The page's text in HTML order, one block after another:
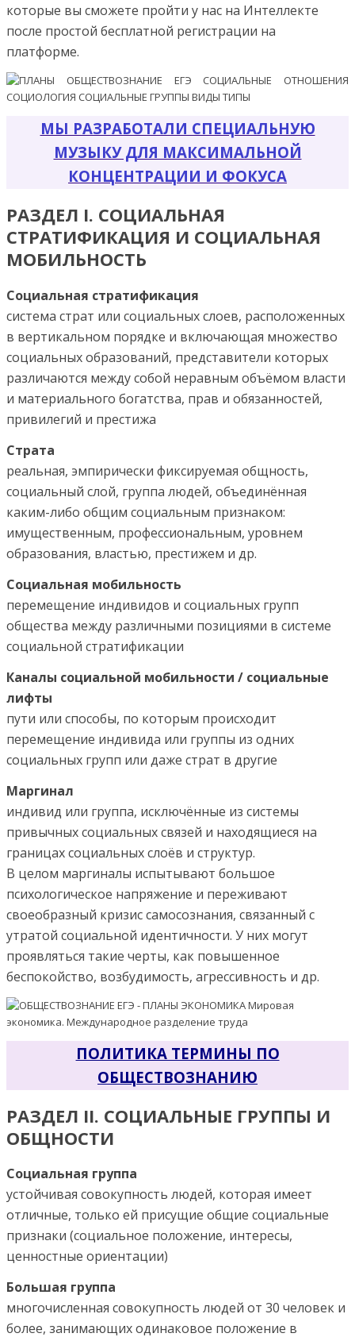
которые вы сможете пройти у нас на Интеллекте
после простой бесплатной регистрации на
платформе.
МЫ РАЗРАБОТАЛИ СПЕЦИАЛЬНУЮ
МУЗЫКУ ДЛЯ МАКСИМАЛЬНОЙ
КОНЦЕНТРАЦИИ И ФОКУСА
РАЗДЕЛ I. СОЦИАЛЬНАЯ
СТРАТИФИКАЦИЯ И СОЦИАЛЬНАЯ
МОБИЛЬНОСТЬ
Социальная стратификация
система страт или социальных слоев, расположенных
в вертикальном порядке и включающая множество
социальных образований, представители которых
различаются между собой неравным объёмом власти
и материального богатства, прав и обязанностей,
привилегий и престижа
Страта
реальная, эмпирически фиксируемая общность,
социальный слой, группа людей, объединённая
каким-либо общим социальным признаком:
имущественным, профессиональным, уровнем
образования, властью, престижем и др.
Социальная мобильность
перемещение индивидов и социальных групп
общества между различными позициями в системе
социальной стратификации
Каналы социальной мобильности / социальные
лифты
пути или способы, по которым происходит
перемещение индивида или группы из одних
социальных групп или даже страт в другие
Маргинал
индивид или группа, исключённые из системы
привычных социальных связей и находящиеся на
границах социальных слоёв и структур.
В целом маргиналы испытывают большое
психологическое напряжение и переживают
своеобразный кризис самосознания, связанный с
утратой социальной идентичности. У них могут
проявляться такие черты, как повышенное
беспокойство, возбудимость, агрессивность и др.
ПОЛИТИКА ТЕРМИНЫ ПО
ОБЩЕСТВОЗНАНИЮ
РАЗДЕЛ II. СОЦИАЛЬНЫЕ ГРУППЫ И
ОБЩНОСТИ
Социальная группа
устойчивая совокупность людей, которая имеет
отличные, только ей присущие общие социальные
признаки (социальное положение, интересы,
ценностные ориентации)
Большая группа
многочисленная совокупность людей от 30 человек и
более, занимающих одинаковое положение в